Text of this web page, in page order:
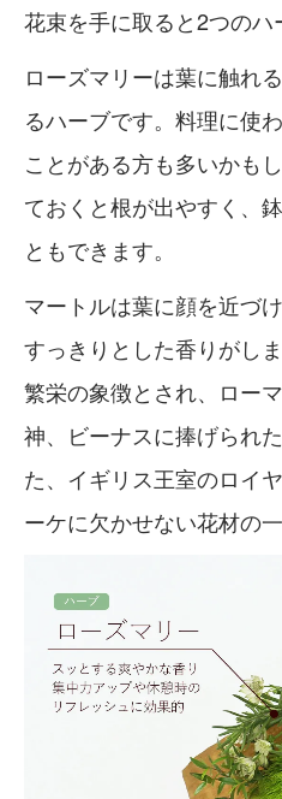
花束を手に取ると2つのハ
ローズマリーは葉に触れ
るハーブです。料理に使
ことがある方も多いかも
ておくと根が出やすく、
ともできます。
マートルは葉に顔を近づ
すっきりとした香りがし
繁栄の象徴とされ、ロー
神、ビーナスに捧げられ
た、イギリス王室のロイ
ーケに欠かせない花材の